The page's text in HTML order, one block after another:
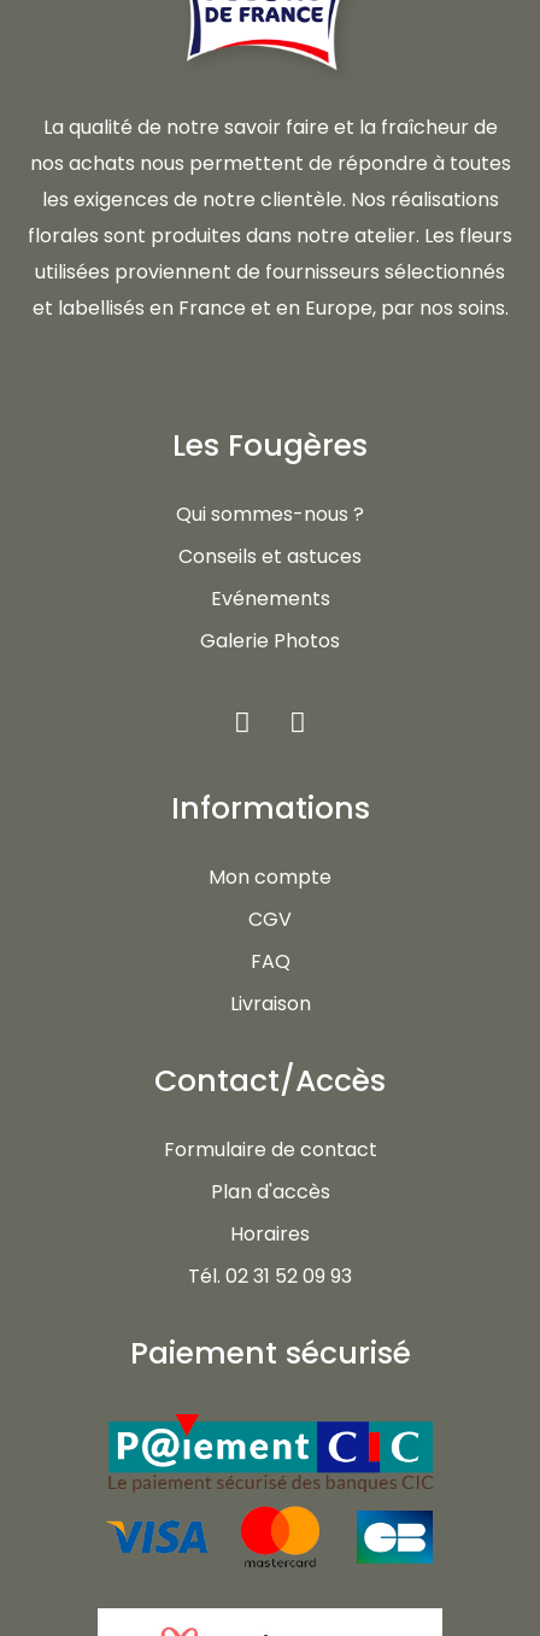
La qualité de notre savoir faire et la fraîcheur de
nos achats nous permettent de répondre à toutes
les exigences de notre clientèle. Nos réalisations
florales sont produites dans notre atelier. Les fleurs
utilisées proviennent de fournisseurs sélectionnés
et labellisés en France et en Europe, par nos soins.
Les Fougères
Qui sommes-nous ?
Conseils et astuces
Evénements
Galerie Photos
Informations
Mon compte
CGV
FAQ
Livraison
Contact/Accès
Formulaire de contact
Plan d'accès
Horaires
Tél. 02 31 52 09 93
Paiement sécurisé